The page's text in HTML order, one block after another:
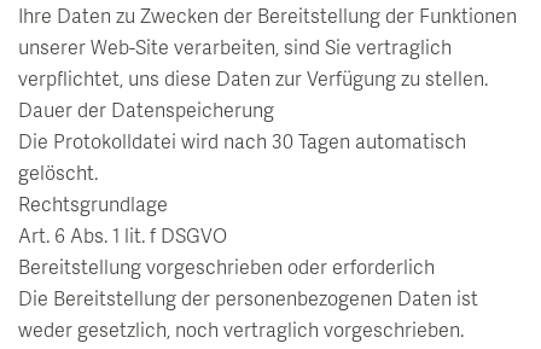
Ihre Daten zu Zwecken der Bereitstellung der Funktionen
unserer Web-Site verarbeiten, sind Sie vertraglich
verpflichtet, uns diese Daten zur Verfügung zu stellen.
Dauer der Datenspeicherung
Die Protokolldatei wird nach 30 Tagen automatisch
gelöscht.
Rechtsgrundlage
Art. 6 Abs. 1 lit. f DSGVO
Bereitstellung vorgeschrieben oder erforderlich
Die Bereitstellung der personenbezogenen Daten ist
weder gesetzlich, noch vertraglich vorgeschrieben.